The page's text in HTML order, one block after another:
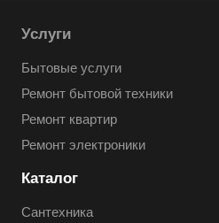
Услуги
Бытовые услуги
Ремонт бытовой техники
Ремонт квартир
Ремонт электроники
Каталог
Сантехника